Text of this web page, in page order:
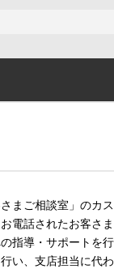
まご相談室」のカス
電話されたお客さ
指導・サポートを
い、支店担当に代